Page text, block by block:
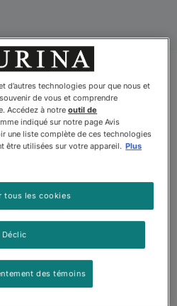
d’autres technologies pour que nous et
de vous et comprendre
Accédez à notreoutil de
indiqué sur notre page Avis
une liste complète de ces technologies
être utilisées sur votre appareil. Plus
Déclic
tous les cookies
des témoins